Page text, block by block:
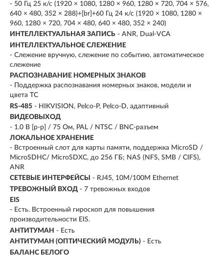
- 50 Гц 25 к/с (1920 × 1080, 1280 × 960, 1280 × 720, 704 × 576,
640 × 480, 352 × 288)+[br]+60 Гц 24 к/с (1920 × 1080, 1280 ×
960, 1280 × 720, 704 × 480, 640 × 480, 352 × 240)
ИНТЕЛЛЕКТУАЛЬНАЯ ЗАПИСЬ - ANR, Dual-VCA
ИНТЕЛЛЕКТУАЛЬНОЕ СЛЕЖЕНИЕ
- Слежение вручную, слежение по событию, автоматическое
слежение
РАСПОЗНАВАНИЕ НОМЕРНЫХ ЗНАКОВ
- Поддержка распознавания номерных знаков, модели и
цвета ТС
RS-485 - HIKVISION, Pelco-P, Pelco-D, адаптивный
ВИДЕОВЫХОД
- 1.0 В [p-p] / 75 Ом, PAL / NTSC / BNC-разъем
ЛОКАЛЬНОЕ ХРАНЕНИЕ
- Встроенный слот для карты памяти, поддержка MicroSD /
MicroSDHC/ MicroSDXC, до 256 ГБ; NAS (NFS, SMB / CIFS),
ANR
СЕТЕВЫЕ ИНТЕРФЕЙСЫ
- RJ45, 10M/100M Ethernet
ТРЕВОЖНЫЙ ВХОД - 7 тревожных входов
EIS
- Есть. Встроенный гироскоп для повышения
производительности EIS.
АНТИТУМАН - Есть
АНТИТУМАН (ОПТИЧЕСКИЙ МОДУЛЬ) - Есть
БАЛАНС БЕЛОГО